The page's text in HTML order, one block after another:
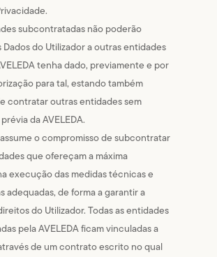
subcontratadas não poderão
do Utilizador a outras entidades
tenha dado, previamente e por
para tal, estando também
contratar outras entidades sem
da AVELEDA.
assume o compromisso de subcontratar
que ofereçam a máxima
execução das medidas técnicas e
adequadas, de forma a garantir a
do Utilizador. Todas as entidades
pela AVELEDA ficam vinculadas a
de um contrato escrito no qual